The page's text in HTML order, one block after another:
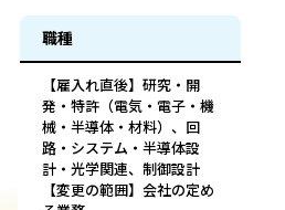
職種
【雇入れ直後】研究・開
発・特許（電気・電子・機
械・半導体・材料）、回
路・システム・半導体設
計・光学関連、制御設計
【変更の範囲】会社の定め